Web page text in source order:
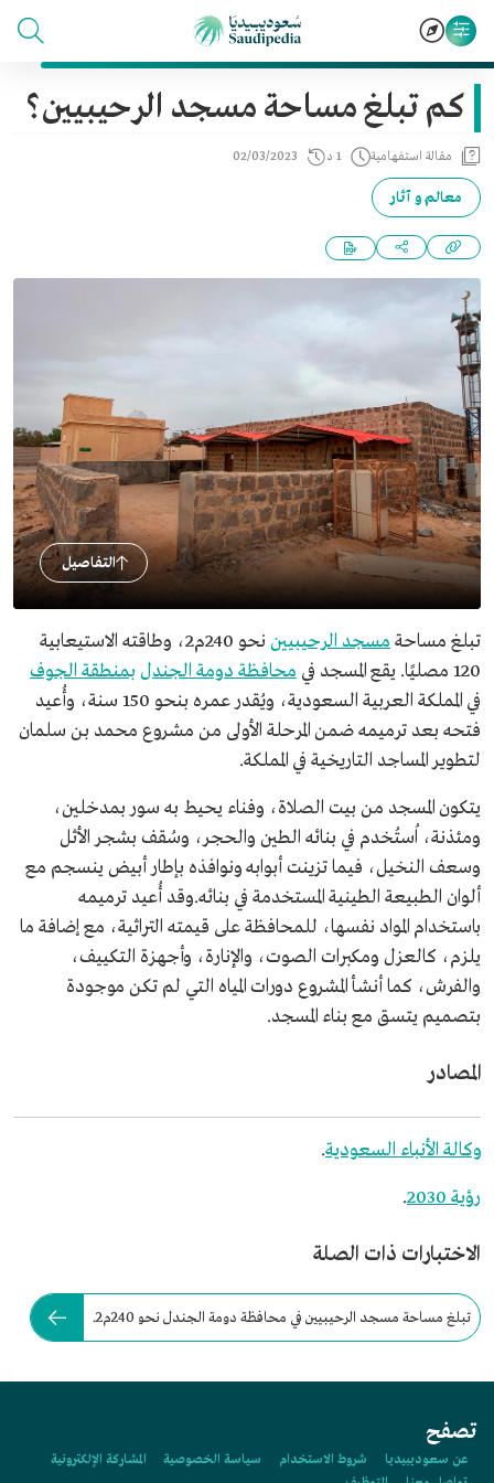
كم تبلغ مساحة مسجد الرحيبيين؟
مقالة استفهامية 1 د 02/03/2023
معالم و آثار
التفاصيل
تبلغ مساحة مسجد الرحيبيين
نحو 240م2، وطاقته الاستيعابية
120 مصليًا. يقع المسجد في
محافظة دومة الجندل بمنطقة الجوف
في المملكة العربية السعودية، ويُقدر عمره بنحو 150 سنة، وأُعيد
فتحه بعد ترميمه ضمن المرحلة الأولى من مشروع محمد بن سلمان
لتطوير المساجد التاريخية في المملكة.
يتكون المسجد من بيت الصلاة، وفناء يحيط به سور بمدخلين،
ومئذنة، اُستُخدم في بنائه الطين والحجر، وسُقف بشجر الأثل
وسعف النخيل، فيما تزينت أبوابه ونوافذه بإطار أبيض ينسجم مع
ألوان الطبيعة الطينية المستخدمة في بنائه.وقد أُعيد ترميمه
باستخدام المواد نفسها، للمحافظة على قيمته التراثية، مع إضافة ما
يلزم، كالعزل ومكبرات الصوت، والإنارة، وأجهزة التكييف،
والفرش، كما أنشأ المشروع دورات المياه التي لم تكن موجودة
بتصميم يتسق مع بناء المسجد.
المصادر
وكالة الأنباء السعودية.
رؤية 2030 .
الاختبارات ذات الصلة
تبلغ مساحة مسجد الرحيبيين في محافظة دومة الجندل نحو 240م2.
تصفح
عن سعوديبيديا شروط الاستخدام سياسة الخصوصية
المشاركة الإلكترونية